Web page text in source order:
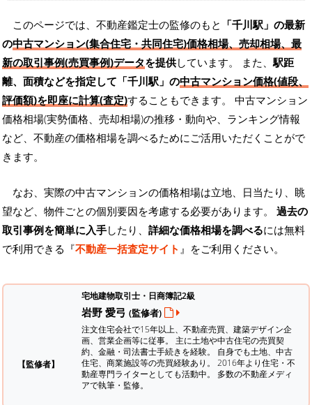
このページでは、不動産鑑定士の監修のもと 「千川駅」の最新
の中古マンション(集合住宅・共同住宅)価格相場、売却相場、最
新の取引事例(売買事例)データを提供しています。 また、駅距
離、面積などを指定して「千川駅」の中古マンション価格(値段、
評価額)を即座に計算(査定)することもできます。 中古マンション
価格相場(実勢価格、売却相場)の推移・動向や、ランキング情報
など、不動産の価格相場を調べるためにご活用いただくことがで
きます。
なお、実際の中古マンションの価格相場は立地、日当たり、眺
望など、物件ごとの個別要因を考慮する必要があります。 過去の
取引事例を簡単に入手したり、 詳細な価格相場を調べるには無料
で利用できる『不動産一括査定サイト 』をご利用ください。
【監修者】
宅地建物取引士・日商簿記2級
岩野 愛弓 (監修者)
注文住宅会社で15年以上、不動産売買、建築デザイン企
画、営業企画等に従事。 主に土地や中古住宅の売買契
約、金融・司法書士手続きを経験。 自身でも土地、中古
住宅、商業施設等の売買経験あり。 2016年より住宅・不
動産専門ライターとしても活動中。 多数の不動産メディ
アで執筆・監修。